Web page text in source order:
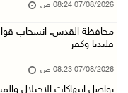
ورشة توصي بخطة عاجلة
06/آب/2026 09:08 م
07/08/2026 08:24 ص
محافظة القدس: انسحاب
قلنديا وكفر
07/08/2026 08:23 ص
تواصل انتهاكات الاحتلال